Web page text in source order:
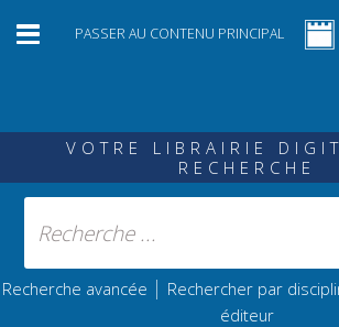
PASSER AU CONTENU PRINCIPAL
VOTRE LIBRAIRIE
RECHERCHE
Recherche avancée | Rechercher par
éditeur